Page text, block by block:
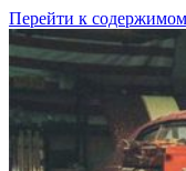
Перейти к